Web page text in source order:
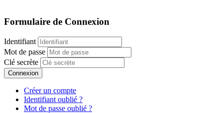
Formulaire de Connexion
Identifiant
Mot de passe
Clé secrète
Connexion
Créer un compte
Identifiant oublié ?
Mot de passe oublié ?